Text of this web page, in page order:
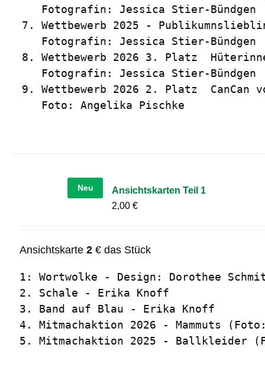
   Fotografin: Jessica Stier-Bündgen
7. Wettbewerb 2025 -
   Fotografin: Jessica Stier-Bündgen
8. Wettbewerb 2026 3. Platz
   Fotografin: Jessica Stier-Bündgen
9. Wettbewerb 2026 2. Platz  CanCan
   Foto: Angelika Pischke
Neu
Ansichtskarten Teil 1
2,00€
Ansichtskarte2€ das Stück
1: Wortwolke - Design: Dorothee
2. Schale - Erika Knoff
3. Band auf Blau - Erika Knoff
4. Mitmachaktion 2026 - Mammuts
5. Mitmachaktion 2025 - Ballkleider